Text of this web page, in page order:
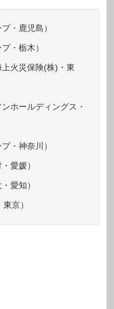
・鹿児島）
・栃木）
火災保険(株)・東
ホールディングス・
・神奈川）
愛媛）
愛知）
京）